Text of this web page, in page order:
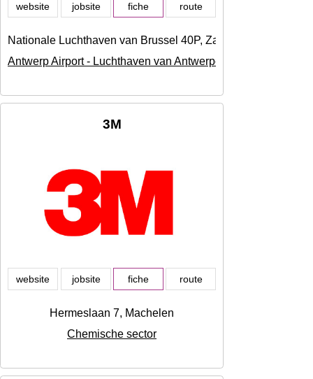
website jobsite fiche route
Nationale Luchthaven van Brussel 40P, Zaventem
Antwerp Airport - Luchthaven van Antwerpen
3M
website jobsite fiche route
Hermeslaan 7, Machelen
Chemische sector